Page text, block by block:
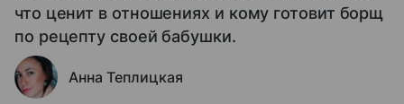
что ценит в отношениях и кому готовит борщ
по рецепту своей бабушки.
Анна Теплицкая